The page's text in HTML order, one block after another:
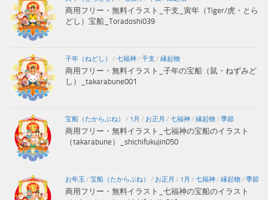
商用フリー・無料イラスト_干支_寅年（Tiger/虎・とら
どし）宝船_Toradoshi039
子年（ねどし） / 七福神/ 干支 / 縁起物
商用フリー・無料イラスト_子年の宝船（鼠・ねずみど
し）_takarabune001
宝船（たからぶね） / 1月 / お正月 / 七福神/ 縁起物/ 季節
商用フリー・無料イラスト_七福神の宝船のイラスト
（takarabune）_shichifukujin050
お年玉 / 宝船（たからぶね） / お正月 / 1月 / 七福神/ 縁起物/ 季節
商用フリー・無料イラスト_七福神の宝船のイラスト